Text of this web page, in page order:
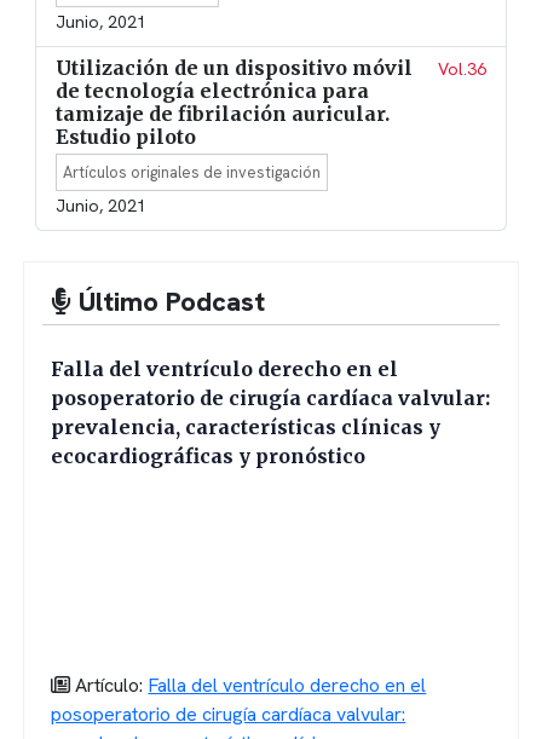
Junio, 2021
Utilización de un dispositivo móvil
de tecnología electrónica para
tamizaje de fibrilación auricular.
Estudio piloto
Vol.36
Artículos originales de investigación
Junio, 2021
Último Podcast
Falla del ventrículo derecho en el
posoperatorio de cirugía cardíaca valvular:
prevalencia, características clínicas y
ecocardiográficas y pronóstico
Artículo: Falla del ventrículo derecho en el
posoperatorio de cirugía cardíaca valvular: